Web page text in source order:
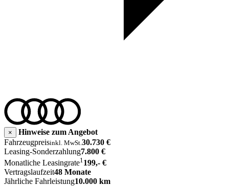
×
Hinweise zum Angebot
Fahrzeugpreisinkl. MwSt. 30.730 €
Leasing-Sonderzahlung7.800 €
Monatliche Leasingrate1 199,- €
Vertragslaufzeit48 Monate
Jährliche Fahrleistung10.000 km